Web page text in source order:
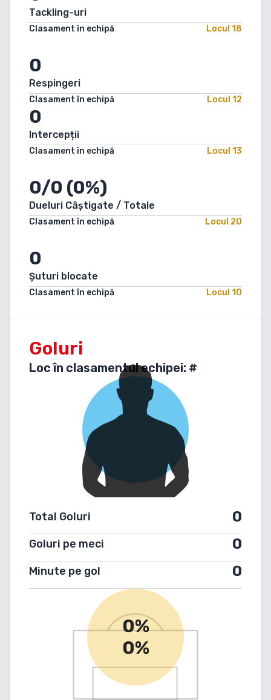
Tackling-uri
Clasament în echipă Locul 18
0
Respingeri
Clasament în echipă Locul 12
0
Intercepții
Clasament în echipă Locul 13
0/0 (0%)
Dueluri Câștigate / Totale
Clasament în echipă Locul 20
0
Șuturi blocate
Clasament în echipă Locul 10
Goluri
Loc în clasamentul echipei: #
Total Goluri 0
Goluri pe meci 0
Minute pe gol 0
0%
0%